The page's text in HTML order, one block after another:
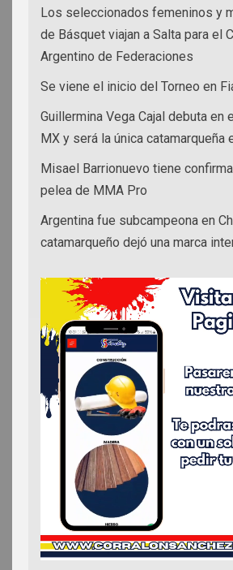
Los seleccionados femeninos y
de Básquet viajan a Salta para el
Argentino de Federaciones
Se viene el inicio del Torneo en
Guillermina Vega Cajal debuta en
MX y será la única catamarqueña
Misael Barrionuevo tiene
pelea de MMA Pro
Argentina fue subcampeona en
catamarqueño dejó una marca